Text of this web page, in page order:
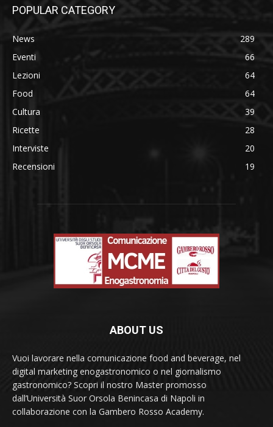
POPULAR CATEGORY
News
289
Eventi
66
Lezioni
64
Food
64
Cultura
39
Ricette
28
Interviste
20
Recensioni
19
ABOUT US
Vuoi lavorare nella comunicazione food and beverage, nel
digital marketing enogastronomico o nel giornalismo
gastronomico? Scopri il nostro Master promosso
dall’Università Suor Orsola Benincasa di Napoli in
collaborazione con la Gambero Rosso Academy.